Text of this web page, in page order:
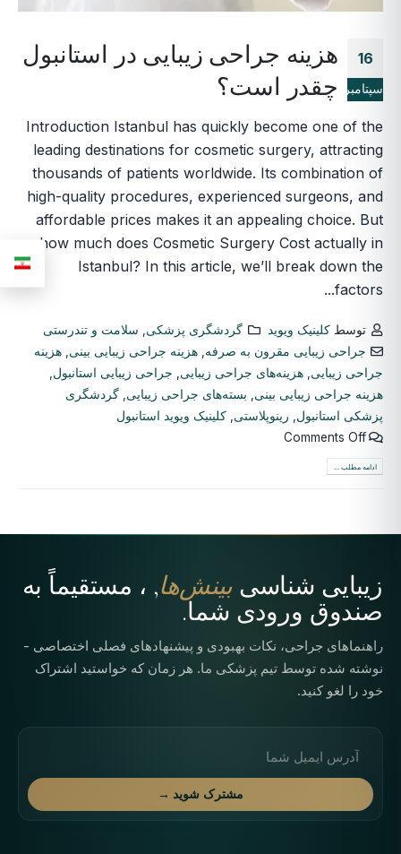
16
سپتامبر
هزینه جراحی زیبایی در استانبول
چقدر است؟
Introduction Istanbul has quickly become one of the
leading destinations for cosmetic surgery, attracting
thousands of patients worldwide. Its combination of
high-quality procedures, experienced surgeons, and
affordable prices makes it an appealing choice. But
how much does Cosmetic Surgery Cost actually in
Istanbul? In this article, we’ll break down the
factors...
توسطکلینیک ویوید گردشگری پزشکی
سلامت و تندرستی
جراحی زیبایی مقرون به صرفه ,هزینه جراحی زیبایی بینی ,هزینه
جراحی زیبایی هزینه‌های جراحی زیبایی جراحی زیبایی استانبول
هزینه جراحی زیبایی بینی
بسته‌های جراحی زیبایی گردشگری
پزشکی استانبول
رینوپلاستی کلینیک ویوید استانبول
Comments Off
ادامه مطلب ...
زیبایی شناسیبینش‌ها, ، مستقیماً به
صندوق ورودی شما.
راهنماهای جراحی، نکات بهبودی و پیشنهادهای فصلی اختصاصی -
نوشته شده توسط تیم پزشکی ما. هر زمان که خواستید اشتراک
خود را لغو کنید.
مشترک شوید →